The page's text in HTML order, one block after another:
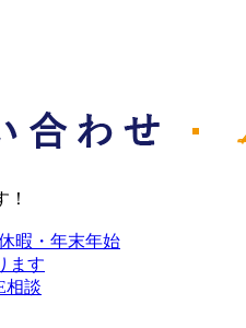
暇・年末年始
ます
相談